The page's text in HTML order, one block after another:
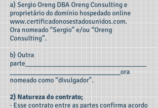
a) Sergio Oreng DBA Oreng Consulting e
proprietário do domínio hospedado online
www.certificadonosestadosunidos.com.
Ora nomeado “Sergio” e/ou “Oreng
Consulting”.
b) Outra
parte___________________________________
________________________________ora
nomeado como “divulgador”.
2) Natureza do contrato;
· Esse contrato entre as partes confirma acordo